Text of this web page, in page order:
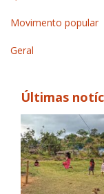
Movimento popular
Geral
Últimas